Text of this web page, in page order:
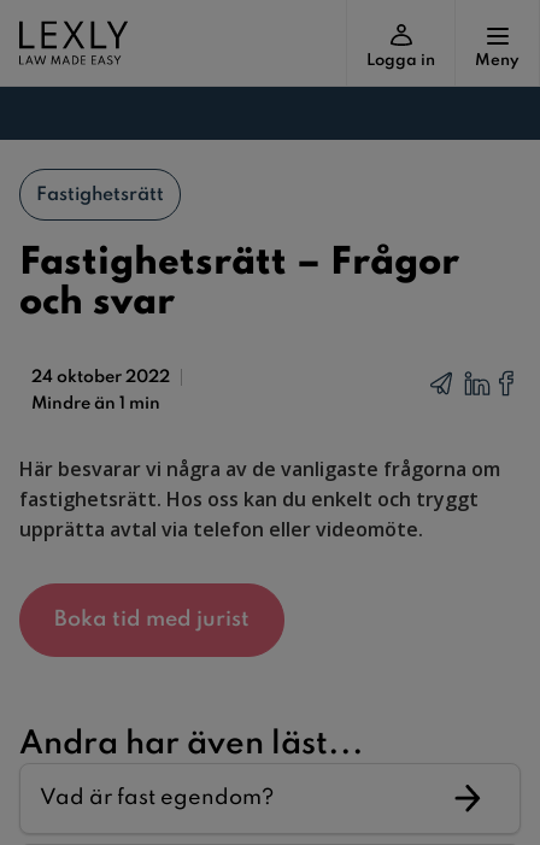
Logga in Meny
Fastighetsrätt
Fastighetsrätt – Frågor
och svar
24 oktober 2022
Mindre än 1 min
Här besvarar vi några av de vanligaste frågorna om
fastighetsrätt. Hos oss kan du enkelt och tryggt
upprätta avtal via telefon eller videomöte.
Boka tid med jurist
Andra har även läst...
Vad är fast egendom?